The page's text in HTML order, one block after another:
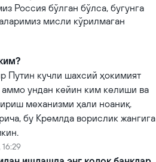
Россия бўлган бўлса, бугунга
мисли кўрилмаган
Путин кучли шахсий ҳокимият
аммо ундан кейин ким келиши ва
механизми ҳали ноаниқ.
бу Кремлда ворислик жангига